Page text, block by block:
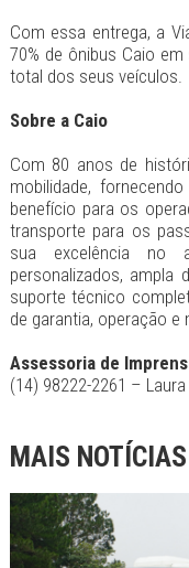
Com essa entrega, a
70% de ônibus Caio
total dos seus veículos.
Sobre a Caio
Com 80 anos de
mobilidade,
benefício para os
transporte para os
sua excelência no
personalizados, ampla
suporte técnico
de garantia, operação e
Assessoria de
(14) 98222-2261 –
MAIS NOTÍCIAS